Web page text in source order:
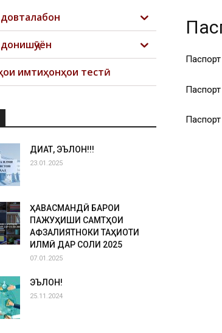
имтиҳонҳои тестӣ
ДИҚҚАТ, ЭЪЛОН!!!
23.01.2025
ҲАВАСМАНДӢ БАРОИ
ПАЖУҲИШИ САМТҲОИ
АФЗАЛИЯТНОКИ ТАҲҚИҚОТИ
ИЛМӢ ДАР СОЛИ 2025
07.01.2025
ЭЪЛОН!
25.11.2024